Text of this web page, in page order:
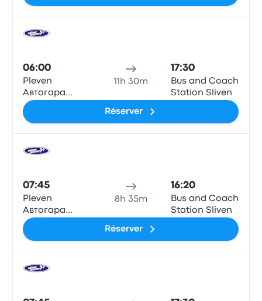
06:00
Pleven
Автогара
Плевен
11h 30m
17:30
Bus and Coach
Station Sliven
Réserver
07:45
Pleven
Автогара
Плевен
8h 35m
16:20
Bus and Coach
Station Sliven
Réserver